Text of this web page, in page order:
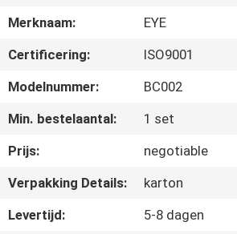
FABRIEKSREIS
KWALITEITSCONTROLE
CONTACTEER
ONS
VRAAG
Merknaam:
EYE
Certificering:
ISO9001
Modelnummer:
BC002
Min. bestelaantal:
1 set
Prijs:
negotiable
Verpakking Details:
karton
Levertijd:
5-8 dagen